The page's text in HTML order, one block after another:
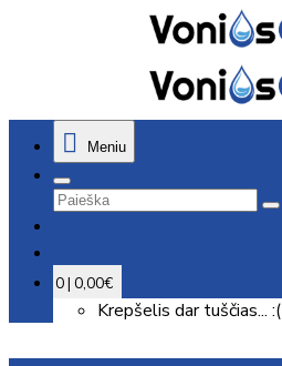
Meniu
0 | 0,00€
Krepšelis dar tuščias... :(